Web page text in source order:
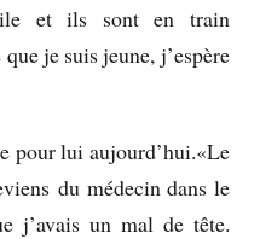
et ils sont en train
que je suis jeune, j’espère
pour lui aujourd’hui.«Le
du médecin dans le
j’avais un mal de tête.